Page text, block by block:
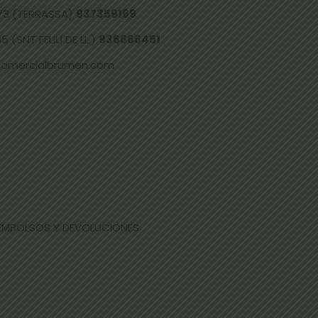
(TERRASSA) 937359169
(SNT FELIU DE LL.) 936666451
Y DEVOLUCIONES